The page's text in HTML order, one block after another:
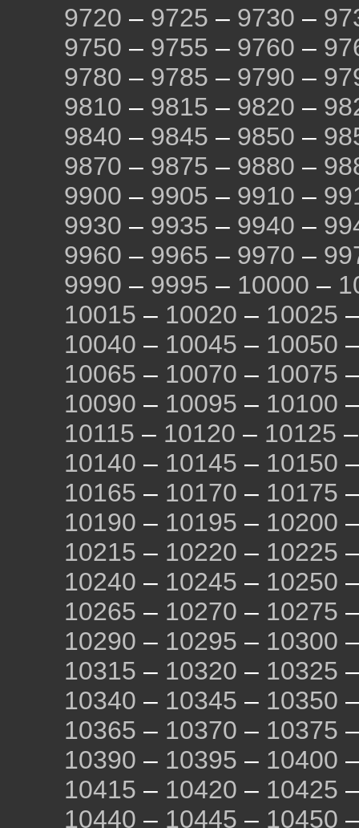
9720 – 9725 – 9730 –
9750 – 9755 – 9760 –
9780 – 9785 – 9790 –
9810 – 9815 – 9820 –
9840 – 9845 – 9850 –
9870 – 9875 – 9880 –
9900 – 9905 – 9910 –
9930 – 9935 – 9940 –
9960 – 9965 – 9970 –
9990 – 9995 – 10000 –
10015 – 10020 – 10025
10040 – 10045 – 10050
10065 – 10070 – 10075
10090 – 10095 – 10100
10115 – 10120 – 10125
10140 – 10145 – 10150
10165 – 10170 – 10175
10190 – 10195 – 10200
10215 – 10220 – 10225
10240 – 10245 – 10250
10265 – 10270 – 10275
10290 – 10295 – 10300
10315 – 10320 – 10325
10340 – 10345 – 10350
10365 – 10370 – 10375
10390 – 10395 – 10400
10415 – 10420 – 10425
10440 – 10445 – 10450